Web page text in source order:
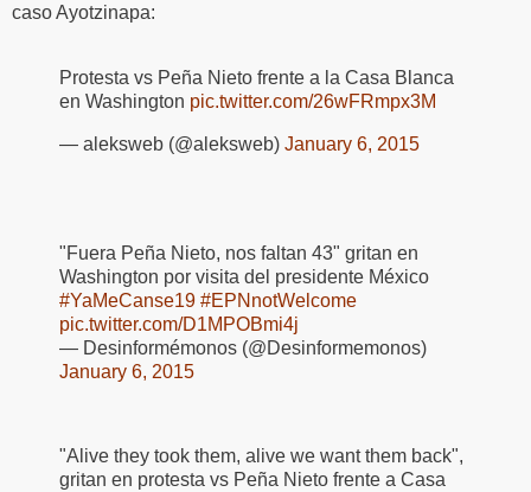
caso Ayotzinapa:
Protesta vs Peña Nieto frente a la Casa Blanca
en Washington pic.twitter.com/26wFRmpx3M
— aleksweb (@aleksweb) January 6, 2015
"Fuera Peña Nieto, nos faltan 43" gritan en
Washington por visita del presidente México
#YaMeCanse19 #EPNnotWelcome
pic.twitter.com/D1MPOBmi4j
— Desinformémonos (@Desinformemonos)
January 6, 2015
"Alive they took them, alive we want them back",
gritan en protesta vs Peña Nieto frente a Casa